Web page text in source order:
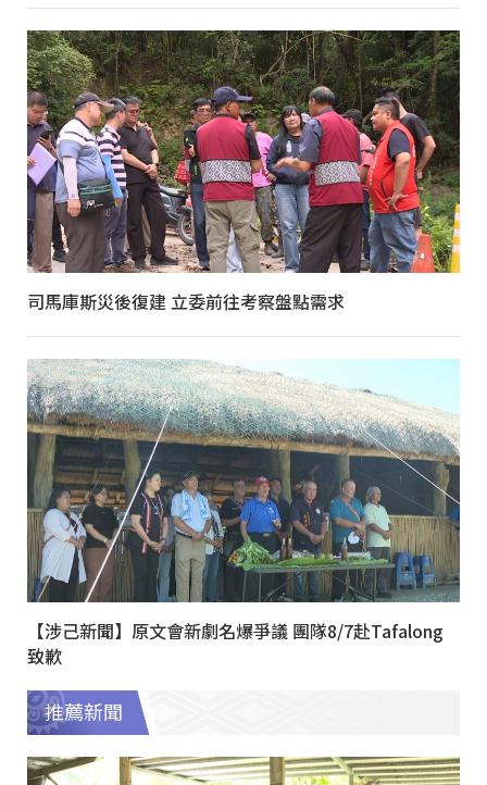
司馬庫斯災後復建 立委前往考察盤點需求
【涉己新聞】原文會新劇名爆爭議 團隊8/7赴Tafalong
致歉
推薦新聞